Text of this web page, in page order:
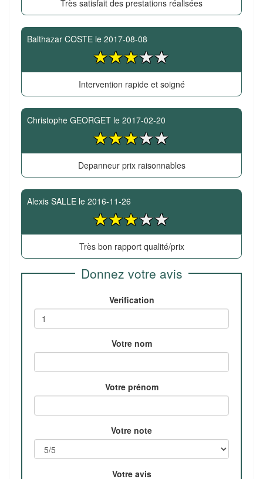
Très satisfait des prestations réalisées
Balthazar COSTE le 2017-08-08
Intervention rapide et soigné
Christophe GEORGET le 2017-02-20
Depanneur prix raisonnables
Alexis SALLE le 2016-11-26
Très bon rapport qualité/prix
Donnez votre avis
Verification
Votre nom
Votre prénom
Votre note
Votre avis